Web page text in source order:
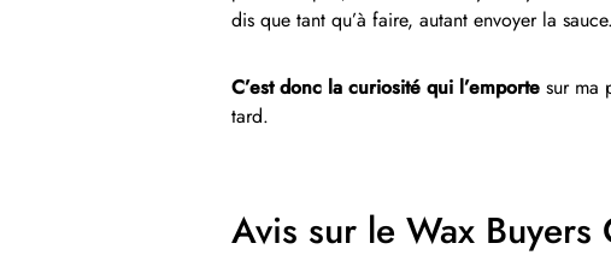
dis que tant qu’à faire, autant envoyer la sauce.
C’est donc la curiosité qui l’emporte sur ma
tard.
Avis sur le Wax